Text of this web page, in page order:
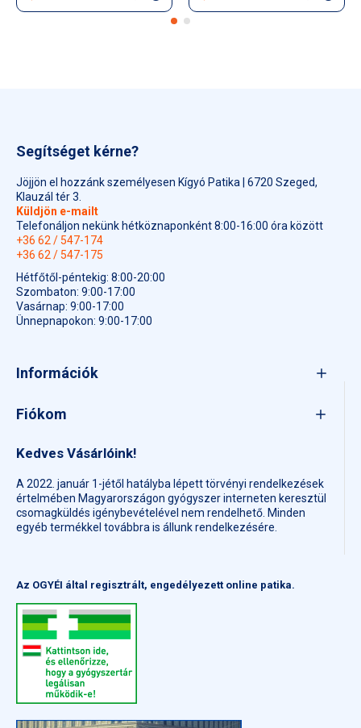
Segítséget kérne?
Jöjjön el hozzánk személyesen Kígyó Patika | 6720 Szeged,
Klauzál tér 3.
Küldjön e-mailt
Telefonáljon nekünk hétköznaponként 8:00-16:00 óra között
+36 62 / 547-174
+36 62 / 547-175
Hétfőtől-péntekig: 8:00-20:00
Szombaton: 9:00-17:00
Vasárnap: 9:00-17:00
Ünnepnapokon: 9:00-17:00
Információk
Fiókom
Kedves Vásárlóink!
A 2022. január 1-jétől hatályba lépett törvényi rendelkezések
értelmében Magyarországon gyógyszer interneten keresztül
csomagküldés igénybevételével nem rendelhető. Minden
egyéb termékkel továbbra is állunk rendelkezésére.
Az OGYÉI által regisztrált, engedélyezett online patika.